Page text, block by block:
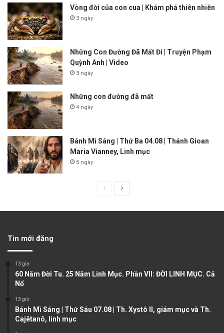
Vòng đời của con cua | Khám phá thiên nhiên
3 ngày
Những Con Đường Đã Mất Đi | Truyện Phạm
Quỳnh Anh | Video
3 ngày
Những con đường đã mất
4 ngày
Bánh Mì Sáng | Thứ Ba 04.08 | Thánh Gioan
Maria Vianney, Linh mục
5 ngày
u
a
g
Tin mới đăng
13 giờ
60 Năm Đời Tu. 25 Năm Linh Mục. Phần VII: ĐỜI LINH MỤC. Cả
Nổ
13 giờ
Bánh Mì Sáng | Thứ Sáu 07.08 | Th. Xystô II, giám mục và Th.
Cajêtanô, linh mục